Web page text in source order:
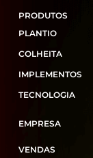
PRODUTOS
PLANTIO
COLHEITA
IMPLEMENTOS
TECNOLOGIA
EMPRESA
VENDAS